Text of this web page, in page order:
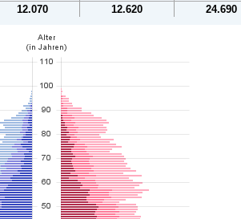
12.070 12.620 24.690